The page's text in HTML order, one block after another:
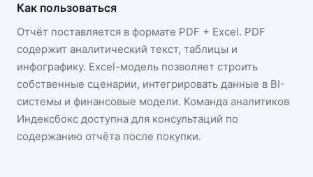
Как пользоваться
Отчёт поставляется в формате PDF + Excel. PDF
содержит аналитический текст, таблицы и
инфографику. Excel-модель позволяет строить
собственные сценарии, интегрировать данные в BI-
системы и финансовые модели. Команда аналитиков
Индексбокс доступна для консультаций по
содержанию отчёта после покупки.